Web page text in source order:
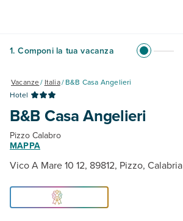
1. Componi la tua vacanza
Vacanze/ Italia/B&B Casa Angelieri
Hotel
B&B Casa Angelieri
Pizzo Calabro
MAPPA
Vico A Mare 10 12, 89812, Pizzo, Calabria